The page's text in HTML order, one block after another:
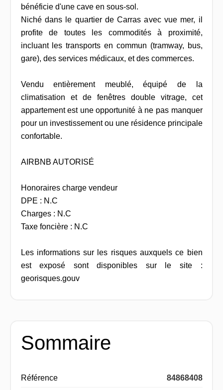
bénéficie d'une cave en sous-sol.
Niché dans le quartier de Carras avec vue mer, il
profite de toutes les commodités à proximité,
incluant les transports en commun (tramway, bus,
gare), des services médicaux, et des commerces.
Vendu entièrement meublé, équipé de la
climatisation et de fenêtres double vitrage, cet
appartement est une opportunité à ne pas manquer
pour un investissement ou une résidence principale
confortable.
AIRBNB AUTORISÉ
Honoraires charge vendeur
DPE : N.C
Charges : N.C
Taxe foncière : N.C
Les informations sur les risques auxquels ce bien
est exposé sont disponibles sur le site :
georisques.gouv
Sommaire
Référence 84868408